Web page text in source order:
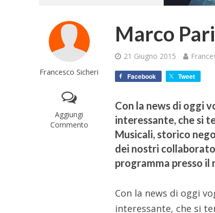
Francesco Sicheri
Aggiungi
Commento
Marco
21 Giugno 2015
Facebook Tweet
Con la news di oggi
interessante, che si
Musicali, storico
dei nostri
programma presso il
Con la news di oggi
interessante, che si